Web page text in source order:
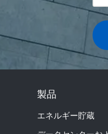
製品
エネルギー貯蔵